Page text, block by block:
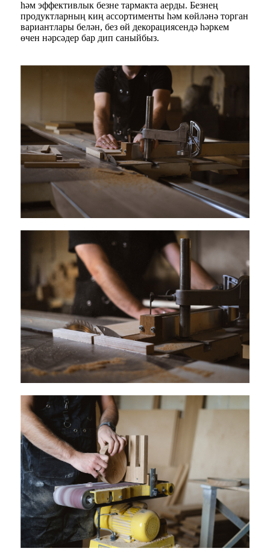
һәм эффективлык безне тармакта аерды. Безнең
продуктларның киң ассортименты һәм көйләнә торган
вариантлары белән, без өй декорациясендә һәркем
өчен нәрсәдер бар дип саныйбыз.